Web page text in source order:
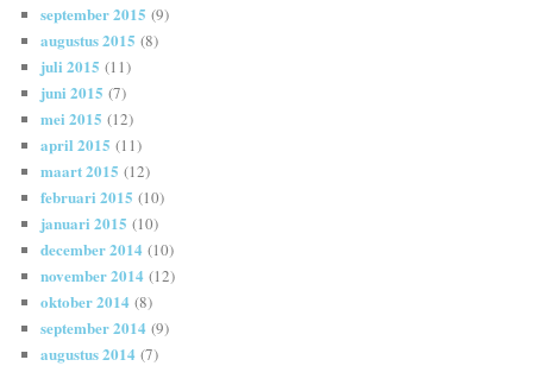
september 2015 (9)
augustus 2015 (8)
juli 2015 (11)
juni 2015 (7)
mei 2015 (12)
april 2015 (11)
maart 2015 (12)
februari 2015 (10)
januari 2015 (10)
december 2014 (10)
november 2014 (12)
oktober 2014 (8)
september 2014 (9)
augustus 2014 (7)